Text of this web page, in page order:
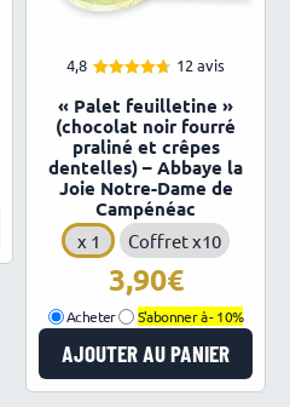
4,8
sur 5
12 avis
« Palet feuilletine »
(chocolat noir fourré
praliné et crêpes
dentelles) – Abbaye la
Joie Notre-Dame de
Campénéac
x 1 Coffret x10
3,90
Acheter S'abonner à -10%
AJOUTER AU PANIER